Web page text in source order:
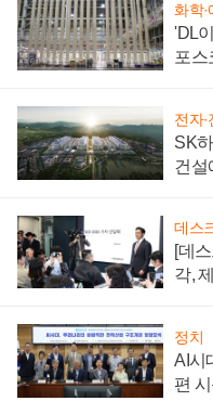
화학·
'DL
포스
전자·
SK
건설
데스
[데
각,
정치
AI시
편